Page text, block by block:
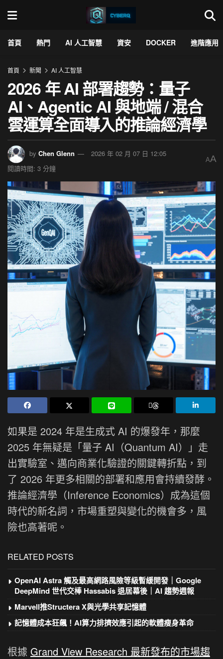
首頁 熱門 AI 人工智慧 資安 DOCKER 進階應用
首頁 新聞 AI 人工智慧
2026 年 AI 部署趨勢：量子
AI、Agentic AI 與地端 / 混合
雲運算全面導入的推論經濟學
by Chen Glenn
2026 年 02 月 07 日 12:05
閱讀時間: 3 分鐘
AA
如果是 2024 年是生成式 AI 的爆發年，那麼
2025 年無疑是「量子 AI（Quantum AI）」走
出實驗室、邁向商業化驗證的關鍵轉折點，到
了 2026 年更多相關的部署和應用會持續發酵。
推論經濟學（Inference Economics）成為這個
時代的新名詞，市場重塑與變化的機會多，風
險也高著呢。
RELATED POSTS
OpenAI Astra 觸及最高網路風險等級暫緩開發｜Google
DeepMind 世代交棒 Hassabis 退居幕後｜AI 趨勢週報
Marvell推Structera X與光學共享記憶體
記憶體成本狂飆！AI算力排擠效應引起的軟體瘦身革命
根據 Grand View Research 最新發布的市場趨